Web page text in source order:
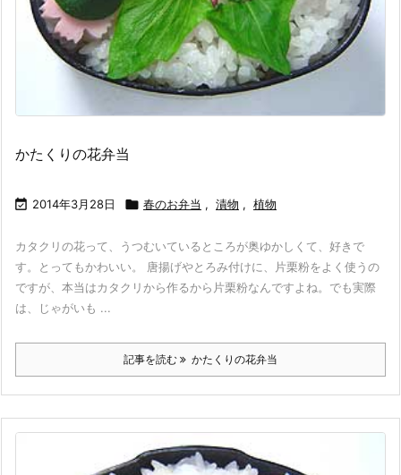
かたくりの花弁当
 2014年3月28日  春のお弁当 , 漬物 , 植物
カタクリの花って、うつむいているところが奥ゆかしくて、好きで
す。とってもかわいい。 唐揚げやとろみ付けに、片栗粉をよく使うの
ですが、本当はカタクリから作るから片栗粉なんですよね。でも実際
は、じゃがいも ...
記事を読む かたくりの花弁当